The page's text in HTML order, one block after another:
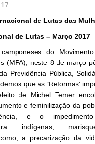
de Lutas das
de Lutas – Março 2017
do
(MPA), neste 8 de março
Previdência Pública,
que as ‘Reformas’
de Michel Temer
e feminilização da
e o
indígenas,
a precarização da